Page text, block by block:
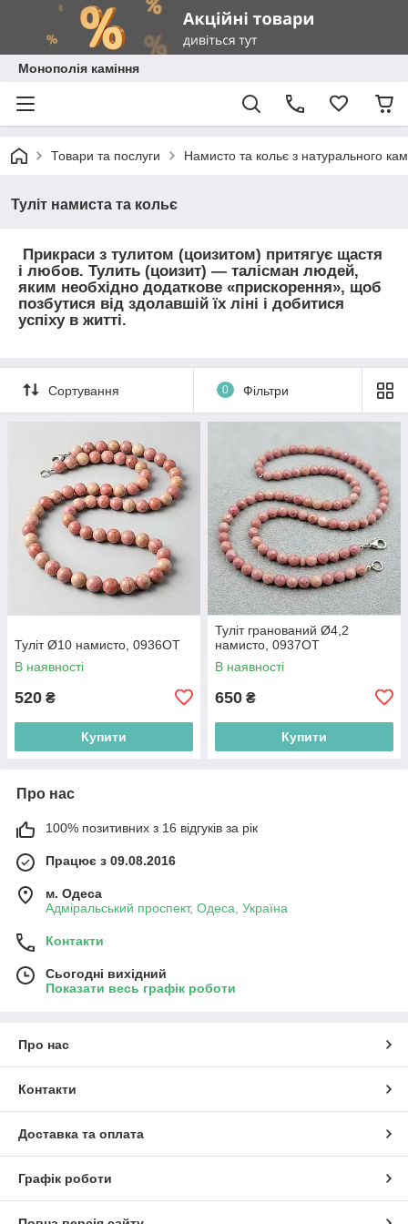
Монополія каміння
Товари та послуги Намисто та кольє з натурального
Туліт намиста та кольє
Прикраси з тулитом (цоизитом) притягує щастя
і любов. Тулить (цоизит) — талісман людей,
яким необхідно додаткове «прискорення», щоб
позбутися від здолавшій їх ліні і добитися
успіху в житті.
Сортування 0 Фільтри
Туліт Ø10 намисто, 0936ОТ
В наявності
520 ₴
Купити
Туліт гранований Ø4,2
намисто, 0937ОТ
В наявності
650 ₴
Купити
Про нас
100% позитивних з 16 відгуків за рік
Працює з 09.08.2016
м. Одеса
Адміральський проспект, Одеса, Україна
Контакти
Сьогодні вихідний
Показати весь графік роботи
Про нас
Контакти
Доставка та оплата
Графік роботи